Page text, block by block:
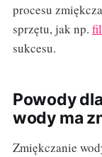
procesu
sprzętu, jak np.
sukcesu.
Powody
wody ma
Zmiękczanie